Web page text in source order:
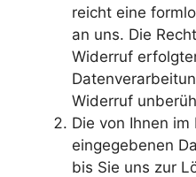
reicht eine
an uns. Die
Widerruf
Widerruf
Die von Ihnen
eingegebenen
bis Sie uns zur